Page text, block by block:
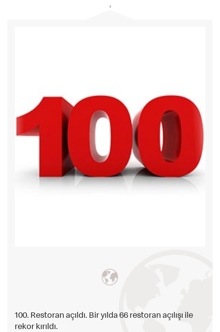
100. Restoran açıldı. Bir yılda 66 restoran açılışı ile
rekor kırıldı.